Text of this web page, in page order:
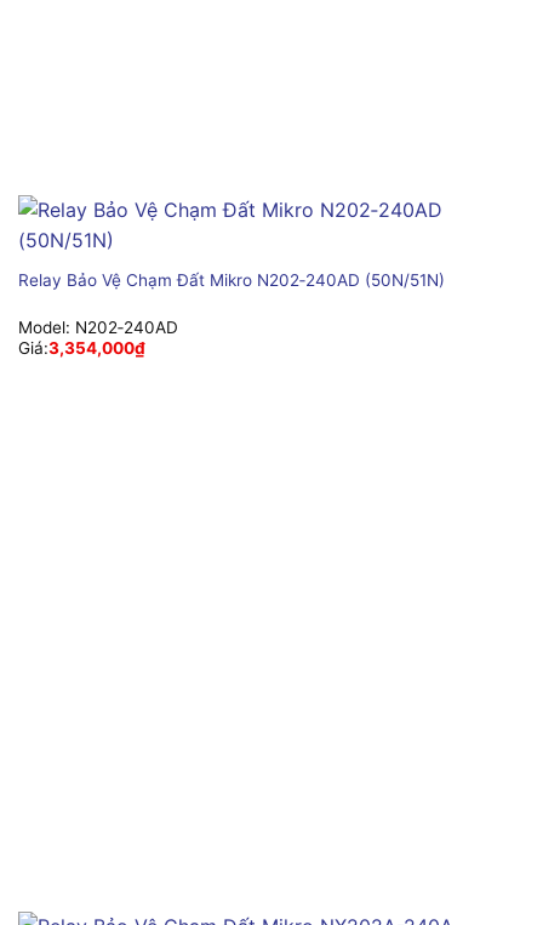
Relay Bảo Vệ Chạm Đất Mikro N202‑240AD (50N/51N)
Model: N202‑240AD
Giá:3,354,000₫